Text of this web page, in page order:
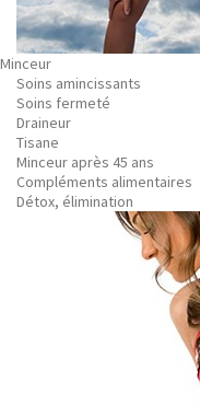
Minceur
Soins amincissants
Soins fermeté
Draineur
Tisane
Minceur après 45 ans
Compléments alimentaires
Détox, élimination